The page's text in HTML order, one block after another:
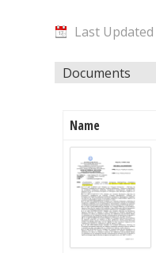
Last
Documents
Name